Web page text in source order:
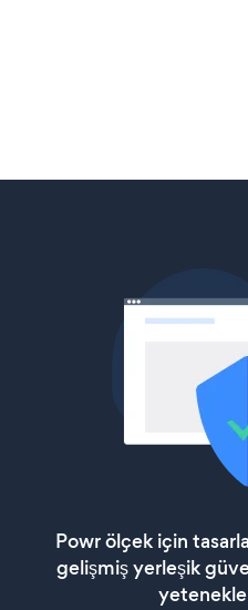
Powr ölçek için
gelişmiş yerleşik